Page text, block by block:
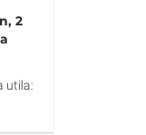
2
utila: